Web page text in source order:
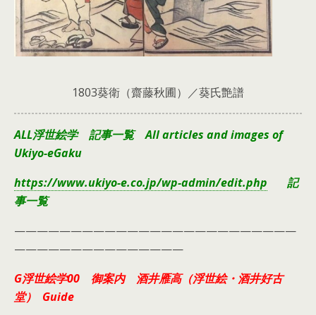
1803葵衛（齋藤秋圃）／葵氏艶譜
ALL浮世絵学 記事一覧 All articles and images of
Ukiyo-eGaku
https://www.ukiyo-e.co.jp/wp-admin/edit.php 記
事一覧
—————————————————————————
———————————————
G浮世絵学00 御案内 酒井雁高（浮世絵・酒井好古
堂） Guide